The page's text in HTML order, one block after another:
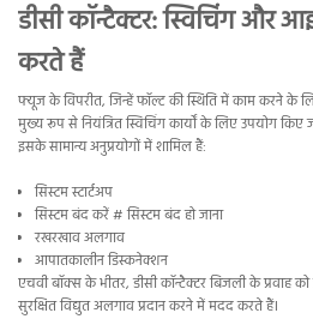
डीसी कॉन्टैक्टर: स्विचिंग और
करते हैं
फ्यूज के विपरीत, जिन्हें फॉल्ट की स्थिति में काम करने के
मुख्य रूप से नियंत्रित स्विचिंग कार्यों के लिए उपयोग किए
इसके सामान्य अनुप्रयोगों में शामिल हैं:
सिस्टम स्टार्टअप
सिस्टम बंद करें # सिस्टम बंद हो जाना
रखरखाव अलगाव
आपातकालीन डिस्कनेक्शन
एचवी बॉक्स के भीतर, डीसी कॉन्टैक्टर बिजली के प्रवाह
सुरक्षित विद्युत अलगाव प्रदान करने में मदद करते हैं।